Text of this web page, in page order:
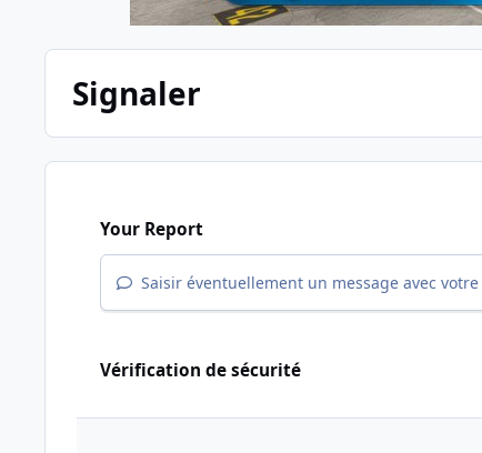
Signaler
Your Report
Saisir éventuellement un message avec
Vérification de sécurité